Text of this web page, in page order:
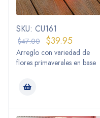
SKU: CU161
$47.00 $39.95
Arreglo con variedad de
flores primaverales en base